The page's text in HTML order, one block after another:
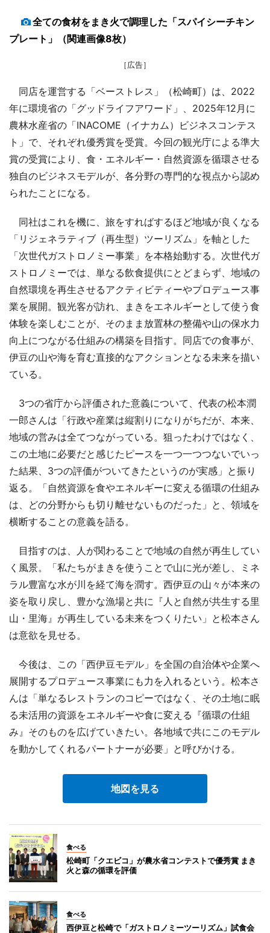
全ての食材をまき火で調理した「スパイシーチキン
プレート」（関連画像8枚）
［広告］
同店を運営する「ベーストレス」（松崎町）は、2022
年に環境省の「グッドライフアワード」、2025年12月に
農林水産省の「INACOME（イナカム）ビジネスコンテス
ト」で、それぞれ優秀賞を受賞。今回の観光庁による準大
賞の受賞により、食・エネルギー・自然資源を循環させる
独自のビジネスモデルが、各分野の専門的な視点から認め
られたことになる。
同社はこれを機に、旅をすればするほど地域が良くなる
「リジェネラティブ（再生型）ツーリズム」を軸とした
「次世代ガストロノミー事業」を本格始動する。次世代ガ
ストロノミーでは、単なる飲食提供にとどまらず、地域の
自然環境を再生させるアクティビティーやプロデュース事
業を展開。観光客が訪れ、まきをエネルギーとして使う食
体験を楽しむことが、そのまま放置林の整備や山の保水力
向上につながる仕組みの構築を目指す。同店での食事が、
伊豆の山や海を育む直接的なアクションとなる未来を描い
ている。
3つの省庁から評価された意義について、代表の松本潤
一郎さんは「行政や産業は縦割りになりがちだが、本来、
地域の営みは全てつながっている。狙ったわけではなく、
この土地に必要だと感じたピースを一つ一つつないでいっ
た結果、3つの評価がついてきたというのが実感」と振り
返る。「自然資源を食やエネルギーに変える循環の仕組み
は、どの分野からも切り離せないものだった」と、領域を
横断することの意義を語る。
目指すのは、人が関わることで地域の自然が再生してい
く風景。「私たちがまきを使うことで山に光が差し、ミネ
ラル豊富な水が川を経て海を潤す。西伊豆の山々が本来の
姿を取り戻し、豊かな漁場と共に『人と自然が共生する里
山・里海』が再生している未来をつくりたい」と松本さん
は意欲を見せる。
今後は、この「西伊豆モデル」を全国の自治体や企業へ
展開するプロデュース事業にも力を入れるという。松本さ
んは「単なるレストランのコピーではなく、その土地に眠
る未活用の資源をエネルギーや食に変える『循環の仕組
み』そのものを広げていきたい。各地域で共にこのモデル
を動かしてくれるパートナーが必要」と呼びかける。
地図を見る
食べる
松崎町「クエビコ」が農水省コンテストで優秀賞 まき
火と森の循環を評価
食べる
西伊豆と松崎で「ガストロノミーツーリズム」試食会